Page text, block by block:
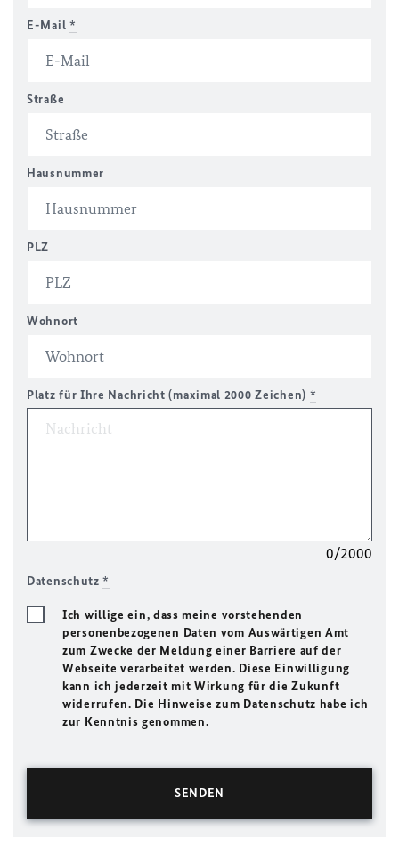
E-Mail *
Straße
Hausnummer
PLZ
Wohnort
Platz für Ihre Nachricht (maximal 2000 Zeichen) *
0/2000
Datenschutz*
Ich willige ein, dass meine vorstehenden
personenbezogenen Daten vom Auswärtigen Amt
zum Zwecke der Meldung einer Barriere auf der
Webseite verarbeitet werden. Diese Einwilligung
kann ich jederzeit mit Wirkung für die Zukunft
widerrufen. Die Hinweise zum Datenschutz habe ich
zur Kenntnis genommen.